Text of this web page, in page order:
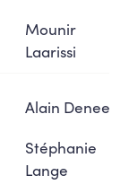
Mounir
Laarissi
Alain Deneef
Stéphanie
Lange